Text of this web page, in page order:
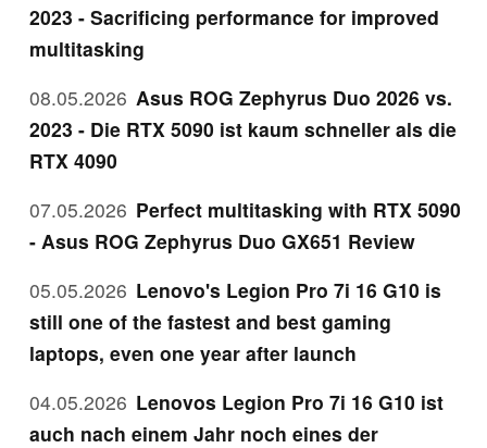
2023 - Sacrificing performance for improved
multitasking
08.05.2026 Asus ROG Zephyrus Duo 2026 vs.
2023 - Die RTX 5090 ist kaum schneller als die
RTX 4090
07.05.2026 Perfect multitasking with RTX 5090
- Asus ROG Zephyrus Duo GX651 Review
05.05.2026 Lenovo's Legion Pro 7i 16 G10 is
still one of the fastest and best gaming
laptops, even one year after launch
04.05.2026 Lenovos Legion Pro 7i 16 G10 ist
auch nach einem Jahr noch eines der